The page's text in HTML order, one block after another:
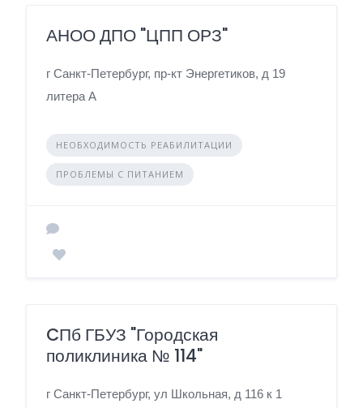
АНОО ДПО "ЦПП ОРЗ"
г Санкт-Петербург, пр-кт Энергетиков, д 19
литера А
НЕОБХОДИМОСТЬ РЕАБИЛИТАЦИИ
ПРОБЛЕМЫ С ПИТАНИЕМ
CПб ГБУЗ "Городская
поликлиника № 114"
г Санкт-Петербург, ул Школьная, д 116 к 1